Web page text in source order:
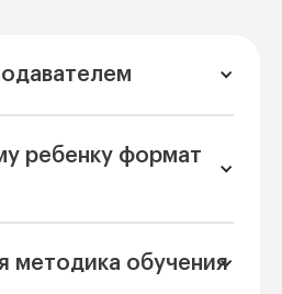
ребенку формат
методика обучения